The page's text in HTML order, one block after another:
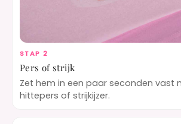
STAP 2
Pers of strijk
Zet hem in een paar seconden vast
hittepers of strijkijzer.